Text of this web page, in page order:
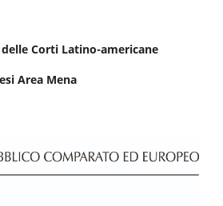
Corti Latino-americane
Area Mena